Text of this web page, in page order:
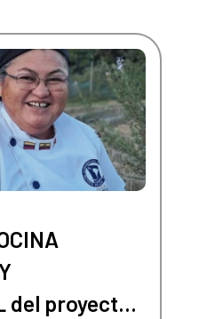
del proyecto